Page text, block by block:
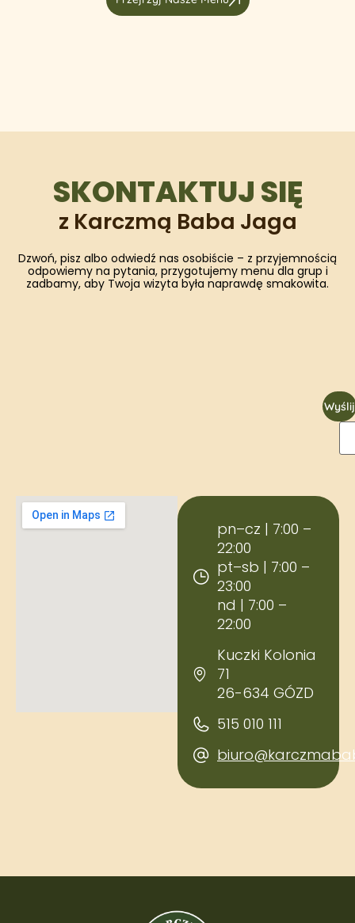
SKONTAKTUJ SIĘ
z Karczmą Baba Jaga
Dzwoń, pisz albo odwiedź nas osobiście – z przyjemnością
odpowiemy na pytania, przygotujemy menu dla grup i
zadbamy, aby Twoja wizyta była naprawdę smakowita.
Wyślij
pn–cz | 7:00 –
22:00
pt–sb | 7:00 –
23:00
nd | 7:00 –
22:00
Kuczki Kolonia
71
26-634 GÓZD
515 010 111